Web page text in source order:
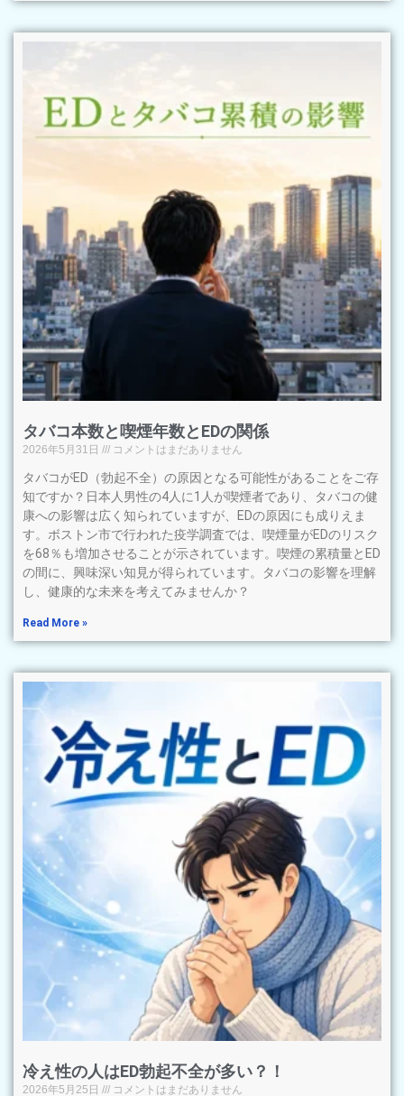
タバコ本数と喫煙年数とEDの関係
2026年5月31日 コメントはまだありません
タバコがED（勃起不全）の原因となる可能性があることをご存
知ですか？日本人男性の4人に1人が喫煙者であり、タバコの健
康への影響は広く知られていますが、EDの原因にも成りえま
す。ボストン市で行われた疫学調査では、喫煙量がEDのリスク
を68％も増加させることが示されています。喫煙の累積量とED
の間に、興味深い知見が得られています。タバコの影響を理解
し、健康的な未来を考えてみませんか？
Read More »
冷え性の人はED勃起不全が多い？！
2026年5月25日 コメントはまだありません